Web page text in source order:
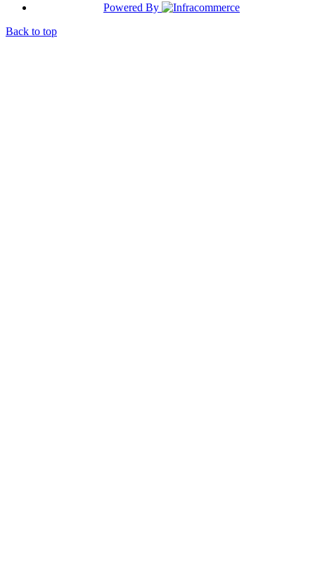
Powered By
Back to top